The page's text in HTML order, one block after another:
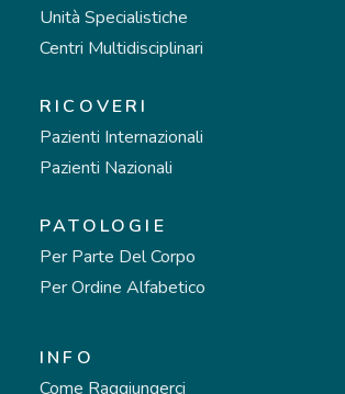
Unità Specialistiche
Centri Multidisciplinari
RICOVERI
Pazienti Internazionali
Pazienti Nazionali
PATOLOGIE
Per Parte Del Corpo
Per Ordine Alfabetico
INFO
Come Raggiungerci